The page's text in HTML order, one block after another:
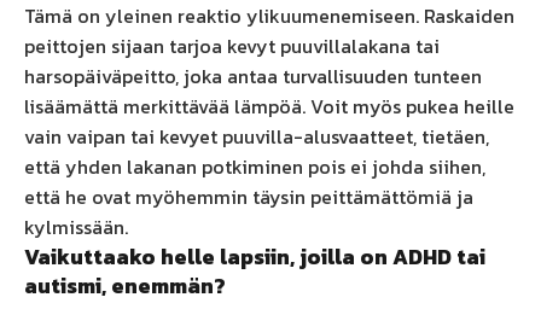
Tämä on yleinen reaktio ylikuumenemiseen. Raskaiden
peittojen sijaan tarjoa kevyt puuvillalakana tai
harsopäiväpeitto, joka antaa turvallisuuden tunteen
lisäämättä merkittävää lämpöä. Voit myös pukea heille
vain vaipan tai kevyet puuvilla-alusvaatteet, tietäen,
että yhden lakanan potkiminen pois ei johda siihen,
että he ovat myöhemmin täysin peittämättömiä ja
kylmissään.
Vaikuttaako helle lapsiin, joilla on ADHD tai
autismi, enemmän?